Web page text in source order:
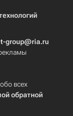
group@ria.ru
всех
обратной